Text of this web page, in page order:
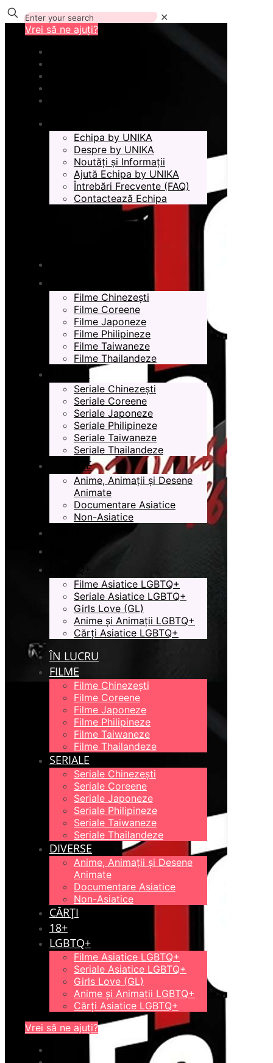
✕
Vrei să ne ajuți?
Echipa by UNIKA
Despre by UNIKA
Noutăți și Informații
Ajută Echipa by UNIKA
Întrebări Frecvente (FAQ)
Contactează Echipa
Filme Chinezești
Filme Coreene
Filme Japoneze
Filme Philipineze
Filme Taiwaneze
Filme Thailandeze
SERIALE
Seriale Chinezești
Seriale Coreene
Seriale Japoneze
Seriale Philipineze
Seriale Taiwaneze
Seriale Thailandeze
DIVERSE
Anime, Animații și Desene
Animate
Documentare Asiatice
Non-Asiatice
LGBTQ+
Filme Asiatice LGBTQ+
Seriale Asiatice LGBTQ+
Girls Love (GL)
Anime și Animații LGBTQ+
Cărți Asiatice LGBTQ+
ÎN LUCRU
FILME
Filme Chinezești
Filme Coreene
Filme Japoneze
Filme Philipineze
Filme Taiwaneze
Filme Thailandeze
SERIALE
Seriale Chinezești
Seriale Coreene
Seriale Japoneze
Seriale Philipineze
Seriale Taiwaneze
Seriale Thailandeze
DIVERSE
Anime, Animații și Desene
Animate
Documentare Asiatice
Non-Asiatice
CĂRȚI
18+
LGBTQ+
Filme Asiatice LGBTQ+
Seriale Asiatice LGBTQ+
Girls Love (GL)
Anime și Animații LGBTQ+
Cărți Asiatice LGBTQ+
Vrei să ne ajuți?